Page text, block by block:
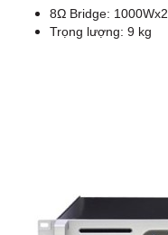
8Ω Bridge: 1000Wx2
Trọng lượng: 9 kg